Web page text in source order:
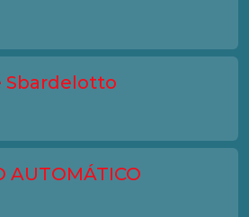
Sbardelotto
AUTOMÁTICO